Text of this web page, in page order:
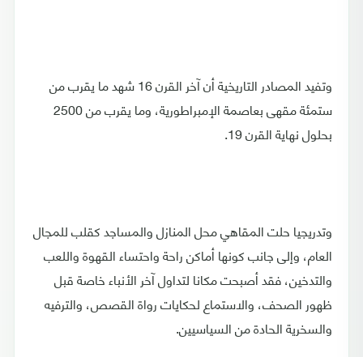
وتفيد المصادر التاريخية أن آخر القرن 16 شهد ما يقرب من
ستمئة مقهى بعاصمة الإمبراطورية، وما يقرب من 2500
بحلول نهاية القرن 19.
وتدريجيا حلت المقاهي محل المنازل والمساجد كقلب للمجال
العام، وإلى جانب كونها أماكن راحة واحتساء القهوة واللعب
والتدخين، فقد أصبحت مكانا لتداول آخر الأنباء خاصة قبل
ظهور الصحف، والاستماع لحكايات رواة القصص، والترفيه
والسخرية الحادة من السياسيين.